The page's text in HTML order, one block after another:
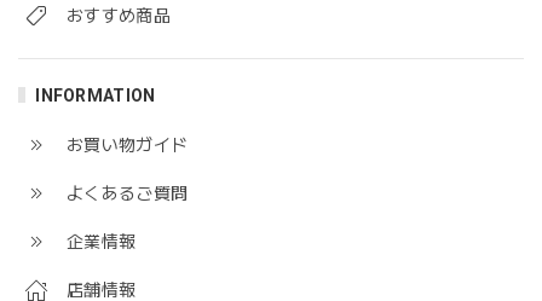
おすすめ商品
INFORMATION
お買い物ガイド
よくあるご質問
企業情報
店舗情報